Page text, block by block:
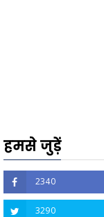
हमसे जुड़ें
2340
3290